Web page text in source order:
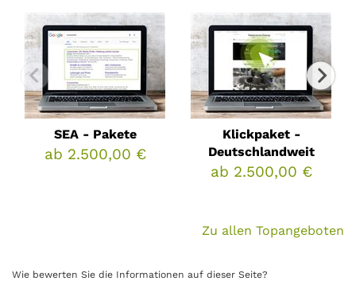
SEA - Pakete
ab 2.500,00 €
Klickpaket -
Deutschlandweit
ab 2.500,00 €
Zu allen Topangeboten
Wie bewerten Sie die Informationen auf dieser Seite?